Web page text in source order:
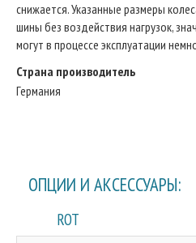
снижается. Указанные размеры
шины без воздействия нагрузок,
могут в процессе эксплуатации
Страна производитель
Германия
ОПЦИИ И АКСЕССУАРЫ:
ROT